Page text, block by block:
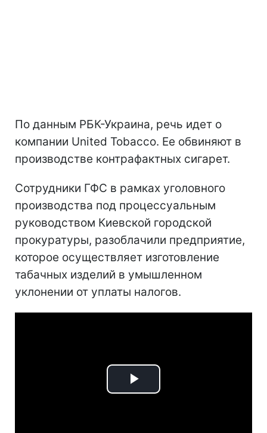
По данным РБК-Украина, речь идет о
компании United Tobacco. Ее обвиняют в
производстве контрафактных сигарет.
Сотрудники ГФС в рамках уголовного
производства под процессуальным
руководством Киевской городской
прокуратуры, разоблачили предприятие,
которое осуществляет изготовление
табачных изделий в умышленном
уклонении от уплаты налогов.
Play